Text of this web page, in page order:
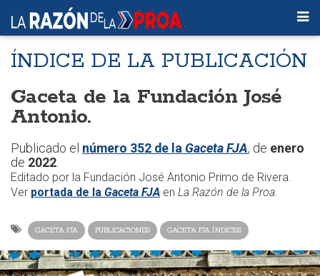
ÍNDICE DE LA PUBLICACIÓN
Gaceta de la Fundación José
Antonio.
Publicado el número 352 de la Gaceta FJA, de enero
de 2022
Editado por la Fundación José Antonio Primo de Rivera.
Ver portada de la Gaceta FJA en La Razón de la Proa.
GACETA FJA PUBLICACIONES GACETA FJA ÍNDICES